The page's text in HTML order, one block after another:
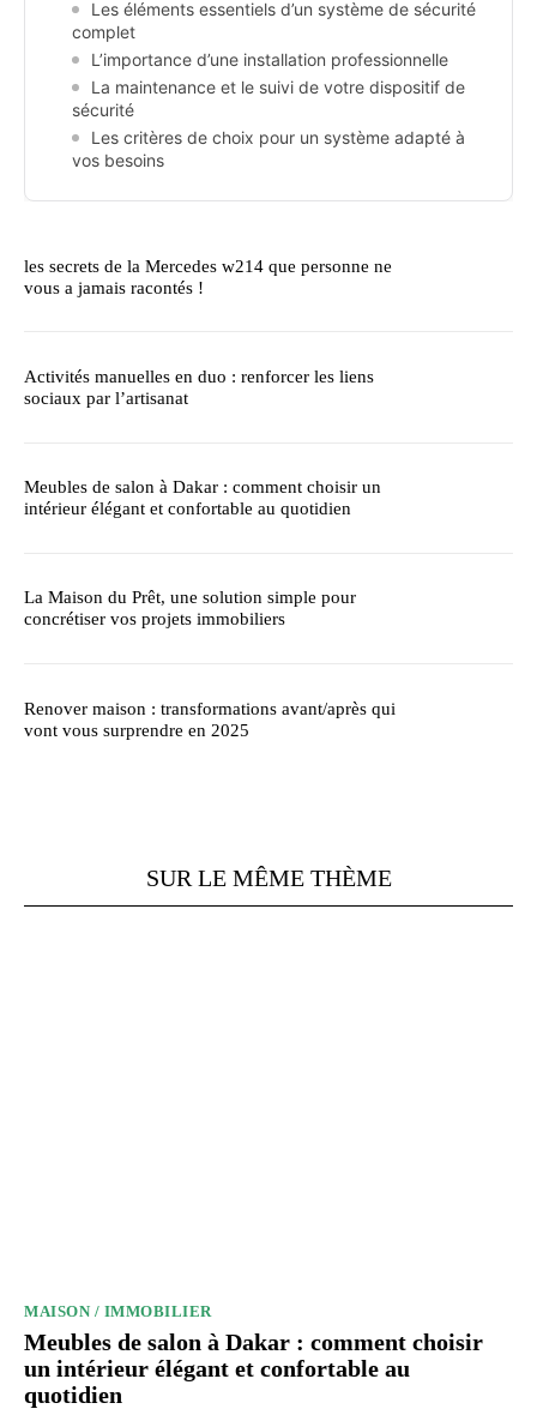
Les éléments essentiels d’un système de sécurité
complet
L’importance d’une installation professionnelle
La maintenance et le suivi de votre dispositif de
sécurité
Les critères de choix pour un système adapté à
vos besoins
les secrets de la Mercedes w214 que personne ne
vous a jamais racontés !
Activités manuelles en duo : renforcer les liens
sociaux par l’artisanat
Meubles de salon à Dakar : comment choisir un
intérieur élégant et confortable au quotidien
La Maison du Prêt, une solution simple pour
concrétiser vos projets immobiliers
Renover maison : transformations avant/après qui
vont vous surprendre en 2025
SUR LE MÊME THÈME
MAISON / IMMOBILIER
Meubles de salon à Dakar : comment choisir
un intérieur élégant et confortable au
quotidien